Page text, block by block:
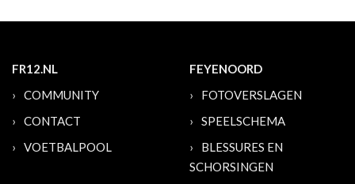
FR12.NL
COMMUNITY
CONTACT
VOETBALPOOL
FEYENOORD
FOTOVERSLAGEN
SPEELSCHEMA
BLESSURES EN
SCHORSINGEN